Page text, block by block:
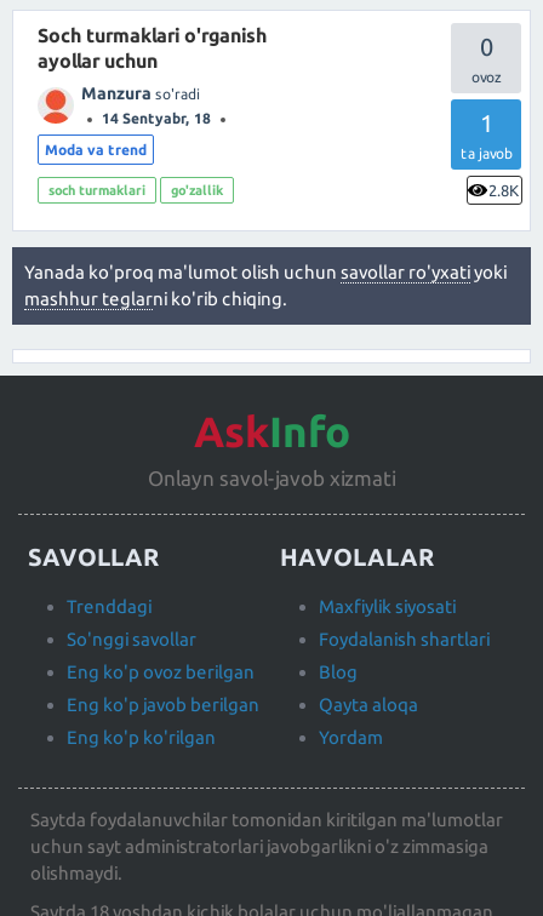
0
1
ta javob
2.8K
Soch turmaklari o'rganish
ayollar uchun
Manzura so'radi
14 Sentyabr, 18
Moda va trend
soch turmaklari go'zallik
Yanada ko'proq ma'lumot olish uchun savollar ro'yxatiyoki
mashhur teglarni ko'rib chiqing.
AskInfo
Onlayn savol-javob xizmati
SAVOLLAR
Trenddagi
So'nggi savollar
Eng ko'p ovoz berilgan
Eng ko'p javob berilgan
Eng ko'p ko'rilgan
HAVOLALAR
Maxfiylik siyosati
Foydalanish shartlari
Blog
Qayta aloqa
Yordam
Saytda foydalanuvchilar tomonidan kiritilgan ma'lumotlar
uchun sayt administratorlari javobgarlikni o'z zimmasiga
olishmaydi.
Saytda 18 yoshdan kichik bolalar uchun mo'ljallanmagan